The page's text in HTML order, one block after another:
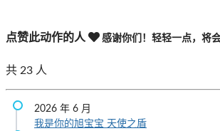
点赞此动作的人 感谢你们！轻轻一点，将
共 23 人
2026 年 6 月
我是你的旭宝宝 天使之盾